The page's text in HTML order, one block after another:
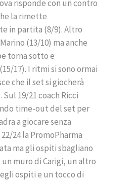
risponde con un contro
la rimette
in partita (8/9). Altro
(13/10) ma anche
torna sotto e
17). I ritmi si sono ormai
che il set si giocherà
19/21 coach Ricci
time-out del set per
a giocare senza
24 la PromoPharma
ma gli ospiti sbagliano
muro di Carigi, un altro
ospiti e un tocco di